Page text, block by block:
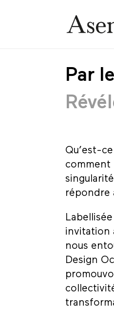
Par
Qu’est-
comment
répondre
invitation
nous
Design